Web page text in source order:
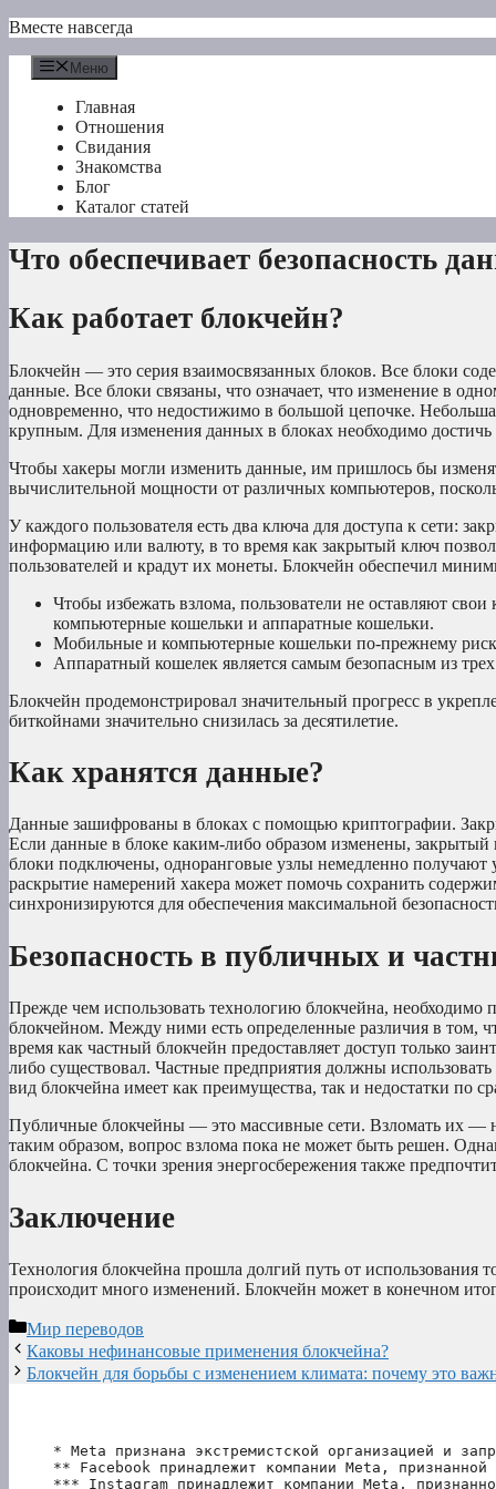
Перейти
содержимому
Вместе навсегда
Меню
Главная
Отношения
Свидания
Знакомства
Блог
Каталог статей
Что обеспечивает безопасность
Как работает блокчейн?
Блокчейн — это серия взаимосвязанных блоков. Все блоки
данные. Все блоки связаны, что означает, что изменение в
одновременно, что недостижимо в большой цепочке.
крупным. Для изменения данных в блоках необходимо
Чтобы хакеры могли изменить данные, им пришлось бы
вычислительной мощности от различных компьютеров,
У каждого пользователя есть два ключа для доступа к сети:
информацию или валюту, в то время как закрытый ключ
пользователей и крадут их монеты. Блокчейн обеспечил
Чтобы избежать взлома, пользователи не оставляют
компьютерные кошельки и аппаратные кошельки.
Мобильные и компьютерные кошельки по-прежнему
Аппаратный кошелек является самым безопасным из
Блокчейн продемонстрировал значительный прогресс в
биткойнами значительно снизилась за десятилетие.
Как хранятся данные?
Данные зашифрованы в блоках с помощью криптографии.
Если данные в блоке каким-либо образом изменены, закрытый
блоки подключены, одноранговые узлы немедленно получают
раскрытие намерений хакера может помочь сохранить
синхронизируются для обеспечения максимальной
Безопасность в публичных и
Прежде чем использовать технологию блокчейна,
блокчейном. Между ними есть определенные различия в том,
время как частный блокчейн предоставляет доступ только
либо существовал. Частные предприятия должны
вид блокчейна имеет как преимущества, так и недостатки по
Публичные блокчейны — это массивные сети. Взломать их —
таким образом, вопрос взлома пока не может быть решен.
блокчейна. С точки зрения энергосбережения также
Заключение
Технология блокчейна прошла долгий путь от использования
происходит много изменений. Блокчейн может в конечном
Рубрики
Мир переводов
Каковы нефинансовые применения блокчейна?
Блокчейн для борьбы с изменением климата: почему это
* Meta признана экстремистской организацией и
** Facebook принадлежит компании Meta,
*** Instagram принадлежит компании Meta,